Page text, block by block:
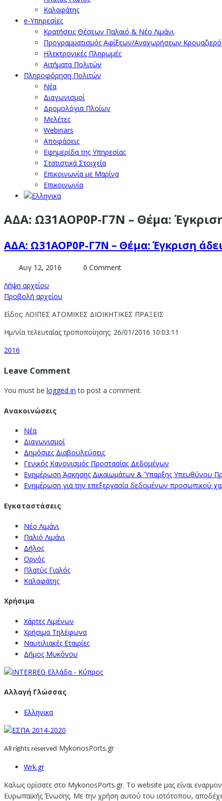
Καλαφάτης
e-Υπηρεσίες
Κρατήσεις Θέσεων Παλαιό & Νέο Λιμάνι
Προγραμματισμός Αφίξεων/Αναχωρήσεων
Ηλεκτρονικές Πληρωμές
Αιτήματα Πολιτών
Πληροφόρηση Πολιτών
Νέα
Διαγωνισμοί
Δρομολόγια Πλοίων
Μελέτες
Webinars
Αποφάσεις
Εφημερίδα της Υπηρεσίας
Στατιστικά Στοιχεία
Επικοινωνία με Μαρίνα
Επικοινωνία
ΑΔΑ: Ω31ΑΟΡ0Ρ-Γ7Ν – Θέμα:
ΑΔΑ: Ω31ΑΟΡ0Ρ-Γ7Ν – Θέμα: Έγκριση
Αυγ 12, 2016
0 Comment
Λήψη αρχείου
Προβολή αρχείου
Είδος: ΛΟΙΠΕΣ ΑΤΟΜΙΚΕΣ ΔΙΟΙΚΗΤΙΚΕΣ ΠΡΑΞΕΙΣ
Ημ/νία τελευταίας τροποποίησης: 26/01/2016 10:03:11
2016
Leave Comment
You must be logged in to post a comment.
Ανακοινώσεις
Νέα
Διαγωνισμοί
Δημόσιες Διαβουλεύσεις
Γενικός Κανονισμός Προστασίας Δεδομένων
Ενημέρωση Άσκησης Δικαιωμάτων & Ύπαρξης Υπευθύνου
Ενημέρωση για την επεξεργασία δεδομένων προσωπικού
Εγκαταστάσεις
Νέο Λιμάνι
Παλιό Λιμάνι
Δήλος
Ορνός
Πλατύς Γιαλός
Καλαφάτης
Χρήσιμα
Χάρτες Λιμένων
Χρήσιμα Τηλέφωνα
Ναυτιλιακές Εταιρίες
Δήμος Μυκόνου
Αλλαγή Γλώσσας
Ελληνικα
All rights reserved MykonosPorts.gr
Wrk.gr
Καλως ορίσατε στο MykonosPorts.gr. Το website μας είναι
Ευρωπαϊκής Ένωσης. Με την χρήση αυτού του ιστότοπου,